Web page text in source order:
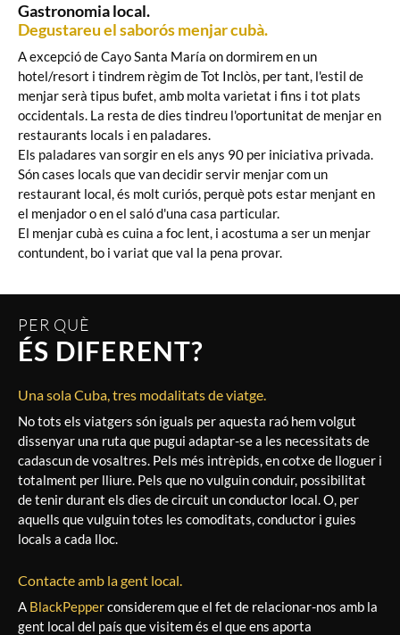
Gastronomia local.
Degustareu el saborós menjar cubà.
A excepció de Cayo Santa María on dormirem en un
hotel/resort i tindrem règim de Tot Inclòs, per tant, l'estil de
menjar serà tipus bufet, amb molta varietat i fins i tot plats
occidentals. La resta de dies tindreu l'oportunitat de menjar en
restaurants locals i en paladares.
Els paladares van sorgir en els anys 90 per iniciativa privada.
Són cases locals que van decidir servir menjar com un
restaurant local, és molt curiós, perquè pots estar menjant en
el menjador o en el saló d'una casa particular.
El menjar cubà es cuina a foc lent, i acostuma a ser un menjar
contundent, bo i variat que val la pena provar.
PER QUÈ
ÉS DIFERENT?
Una sola Cuba, tres modalitats de viatge.
No tots els viatgers són iguals per aquesta raó hem volgut
dissenyar una ruta que pugui adaptar-se a les necessitats de
cadascun de vosaltres. Pels més intrèpids, en cotxe de lloguer i
totalment per lliure. Pels que no vulguin conduir, possibilitat
de tenir durant els dies de circuit un conductor local. O, per
aquells que vulguin totes les comoditats, conductor i guies
locals a cada lloc.
Contacte amb la gent local.
A BlackPepperconsiderem que el fet de relacionar-nos amb la
gent local del país que visitem és el que ens aporta